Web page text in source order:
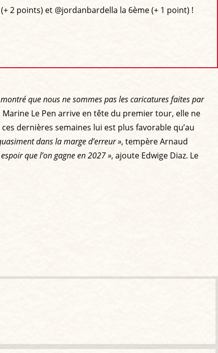
2 points) et @jordanbardella la 6ème (+ 1 point) !
que nous ne sommes pas les caricatures faites par
Marine Le Pen arrive en tête du premier tour, elle ne
dernières semaines lui est plus favorable qu’au
dans la marge d’erreur », tempère Arnaud
que l’on gagne en 2027 », ajoute Edwige Diaz. Le